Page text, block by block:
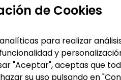
% de
de Cookies
para realizar
y
"Aceptar", aceptas que
su uso pulsando en